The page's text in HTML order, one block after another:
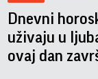
Dnevni
uživaju u
ovaj dan